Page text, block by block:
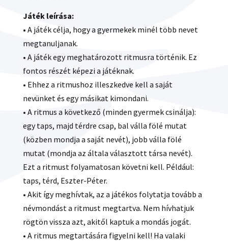
Játék leírása:
• A játék célja, hogy a gyermekek minél több nevet
megtanuljanak.
• A játék egy meghatározott ritmusra történik. Ez
fontos részét képezi a játéknak.
• Ehhez a ritmushoz illeszkedve kell a saját
nevünket és egy másikat kimondani.
• A ritmus a következő (minden gyermek csinálja):
egy taps, majd térdre csap, bal válla fölé mutat
(közben mondja a saját nevét), jobb válla fölé
mutat (mondja az általa választott társa nevét).
Ezt a ritmust folyamatosan követni kell. Például:
taps, térd, Eszter-Péter.
• Akit így meghívtak, az a játékos folytatja tovább a
névmondást a ritmust megtartva. Nem hívhatjuk
rögtön vissza azt, akitől kaptuk a mondás jogát.
• A ritmus megtartására figyelni kell! Ha valaki